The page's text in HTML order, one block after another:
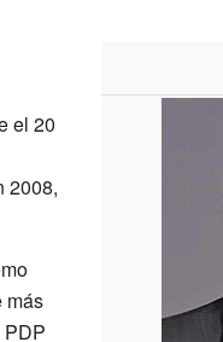
el 20
2008,
más
PDP